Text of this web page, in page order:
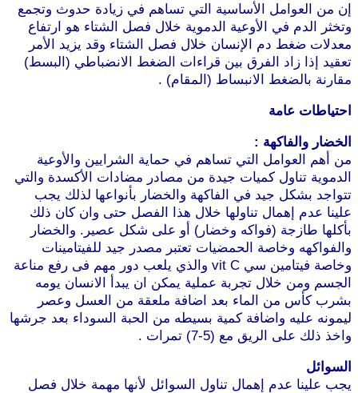
من العوامل الأساسية التي تساهم في زيادة حدوث وتجمع
الدم في الأوعية الدموية خلال فصل الشتاء هو ارتفاع
ضغط دم الإنسان خلال فصل الشتاء وقد يزيد الأمر
إذا زاد الفرق بين قراءات الضغط الانضباطي (البسط)
بالضغط الانبساط (المقام) .
عامة
والفاكهة :
أهم العوامل التي تساهم في حماية الشرايين والأوعية
تناول كميات جيدة من مصادر مضادات الأكسدة والتي
بشكل جيد في الفاكهة والخضار بأنواعها لذلك يجب
عدم إهمال تناولها خلال هذا الفصل حتى وان كان ذلك
طازجة (فواكه وخضار) أو على شكل عصير. والخضار
وخاصة الحمضيات تعتبر مصدر جيد للفيتامينات
وخاصة فيتامين سي vit C والذي يلعب دور مهم فى رفع مناعة
ومن خلال تجربة عملية يمكن ان يبدأ الانسان يومه
كأس من الماء بعد اضافة ملعقة من العسل وعصر
عليه واضافة كمية بسيطه من الحبة السوداء بعد جرشها
ذلك على الريق مع (5-7) تمرات .
موقع طرطوس
علينا عدم إهمال تناول السوائل لأنها مهمة خلال فصل